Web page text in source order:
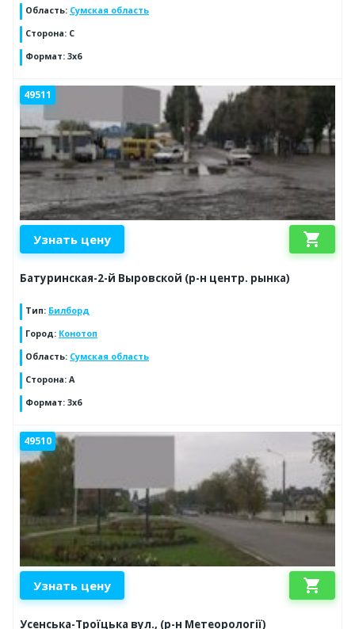
Область: Сумская область
Сторона: C
Формат: 3x6
49511
Узнать цену shopping_cart
Батуринская-2-й Выровской (р-н центр. рынка)
Тип: Билборд
Город: Конотоп
Область: Сумская область
Сторона: A
Формат: 3x6
49510
Узнать цену shopping_cart
Усенська-Троїцька вул., (р-н Метеорології)